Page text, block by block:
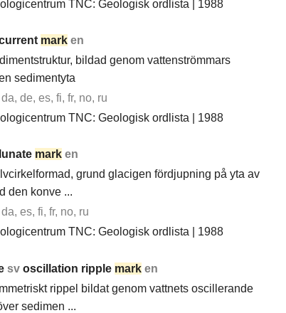
TNC: Geologisk ordlista | 1988
mark en
bildad genom vattenströmmars
sedimentyta
da, de, es, fi, fr, no, ru
TNC: Geologisk ordlista | 1988
lunate mark en
grund glacigen fördjupning på yta av
den konve ...
da, es, fi, fr, no, ru
TNC: Geologisk ordlista | 1988
sv oscillation ripple mark en
rippel bildat genom vattnets oscillerande
sedimen ...